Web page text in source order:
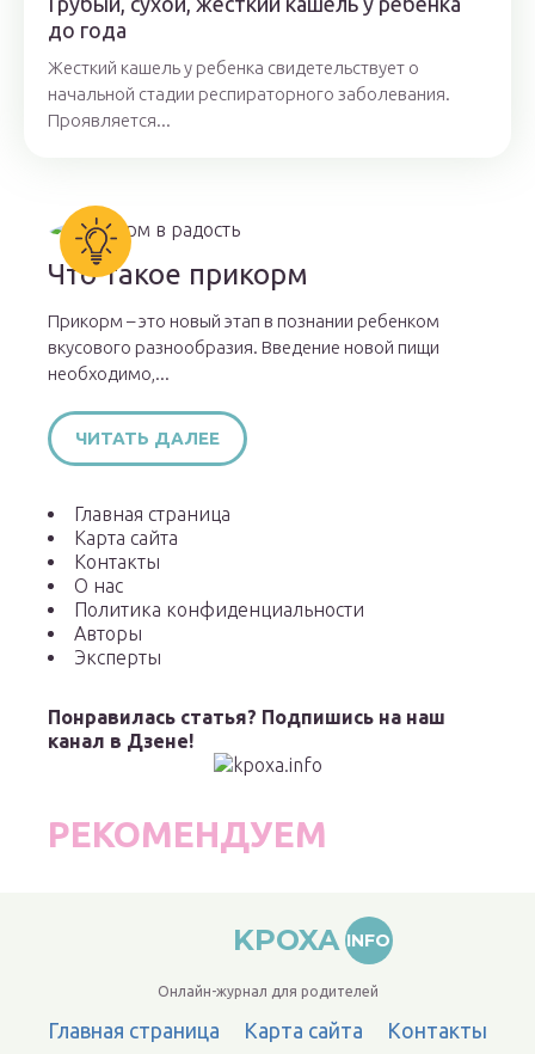
до года
Жесткий кашель у ребенка свидетельствует о
начальной стадии респираторного заболевания.
Проявляется...
Что такое прикорм
Прикорм – это новый этап в познании ребенком
вкусового разнообразия. Введение новой пищи
необходимо,...
ЧИТАТЬ ДАЛЕЕ
Главная страница
Карта сайта
Контакты
О нас
Политика конфиденциальности
Авторы
Эксперты
Понравилась статья? Подпишись на наш
канал в Дзене!
РЕКОМЕНДУЕМ
KPOXA INFO
Онлайн-журнал для родителей
Главная страница Карта сайта Контакты